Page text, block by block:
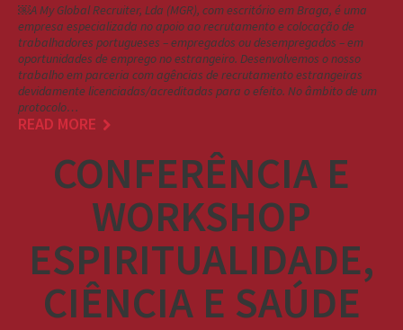
￼A My Global Recruiter, Lda (MGR), com escritório em Braga, é uma
empresa especializada no apoio ao recrutamento e colocação de
trabalhadores portugueses – empregados ou desempregados – em
oportunidades de emprego no estrangeiro. Desenvolvemos o nosso
trabalho em parceria com agências de recrutamento estrangeiras
devidamente licenciadas/acreditadas para o efeito. No âmbito de um
protocolo…
READ MORE
CONFERÊNCIA E
WORKSHOP
ESPIRITUALIDADE,
CIÊNCIA E SAÚDE